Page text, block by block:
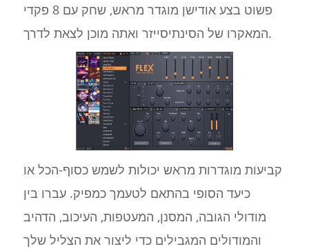
פשוט בצע אודישן מוגדר מראש, שחק עם 8 פקדי
המאקרו של הסינתיסייזר ואתה מוכן לצאת לדרך.
קביעות מוגדרות מראש יכולות לשמש כסוף-הכל או
כיעד הסופי בהתאם לטעמך כמפיק. עברו בין
מודולי הגובה, המסנן, המעטפות, העיכוב, הדהיב
והמודולים המגבילים כדי ליצור את הצליל שלך